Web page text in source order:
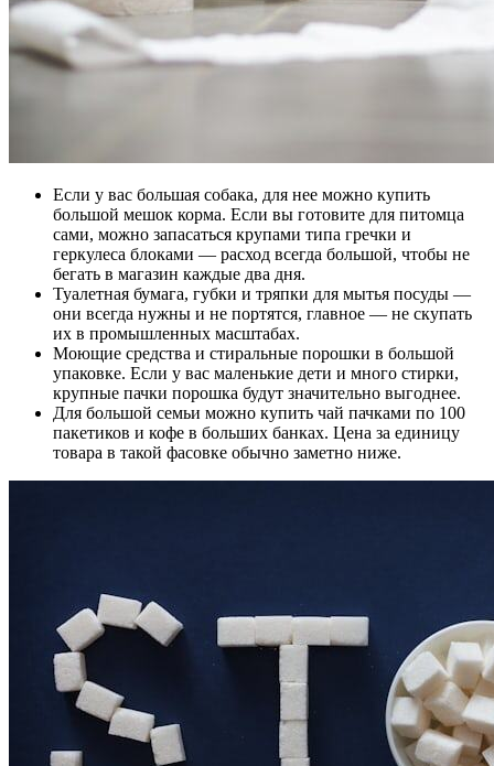
Если у вас большая собака, для нее можно купить
большой мешок корма. Если вы готовите для питомца
сами, можно запасаться крупами типа гречки и
геркулеса блоками — расход всегда большой, чтобы не
бегать в магазин каждые два дня.
Туалетная бумага, губки и тряпки для мытья посуды —
они всегда нужны и не портятся, главное — не скупать
их в промышленных масштабах.
Моющие средства и стиральные порошки в большой
упаковке. Если у вас маленькие дети и много стирки,
крупные пачки порошка будут значительно выгоднее.
Для большой семьи можно купить чай пачками по 100
пакетиков и кофе в больших банках. Цена за единицу
товара в такой фасовке обычно заметно ниже.